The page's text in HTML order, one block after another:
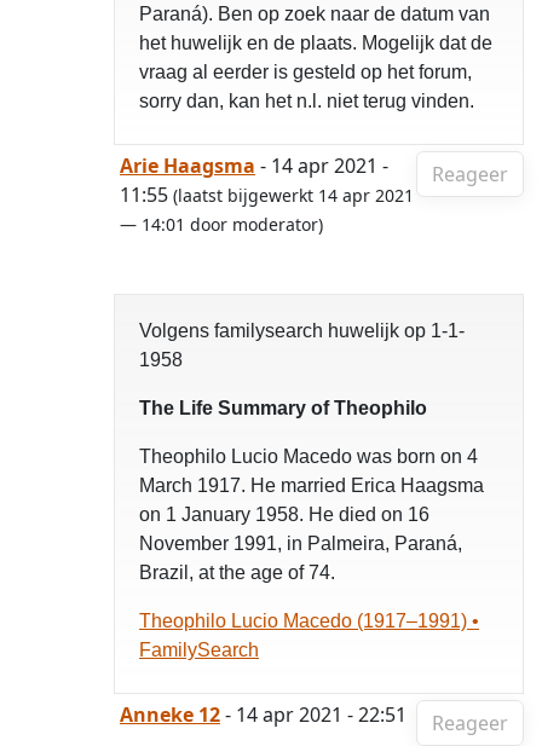
Paraná). Ben op zoek naar de datum van
het huwelijk en de plaats. Mogelijk dat de
vraag al eerder is gesteld op het forum,
sorry dan, kan het n.l. niet terug vinden.
Reageer
Arie Haagsma - 14 apr 2021 -
11:55 (laatst bijgewerkt 14 apr 2021
— 14:01 door moderator)
Volgens familysearch huwelijk op 1-1-
1958
The Life Summary of Theophilo
Theophilo Lucio Macedo was born on 4
March 1917. He married Erica Haagsma
on 1 January 1958. He died on 16
November 1991, in Palmeira, Paraná,
Brazil, at the age of 74.
Theophilo Lucio Macedo (1917–1991) •
FamilySearch
Reageer
Anneke 12- 14 apr 2021 - 22:51